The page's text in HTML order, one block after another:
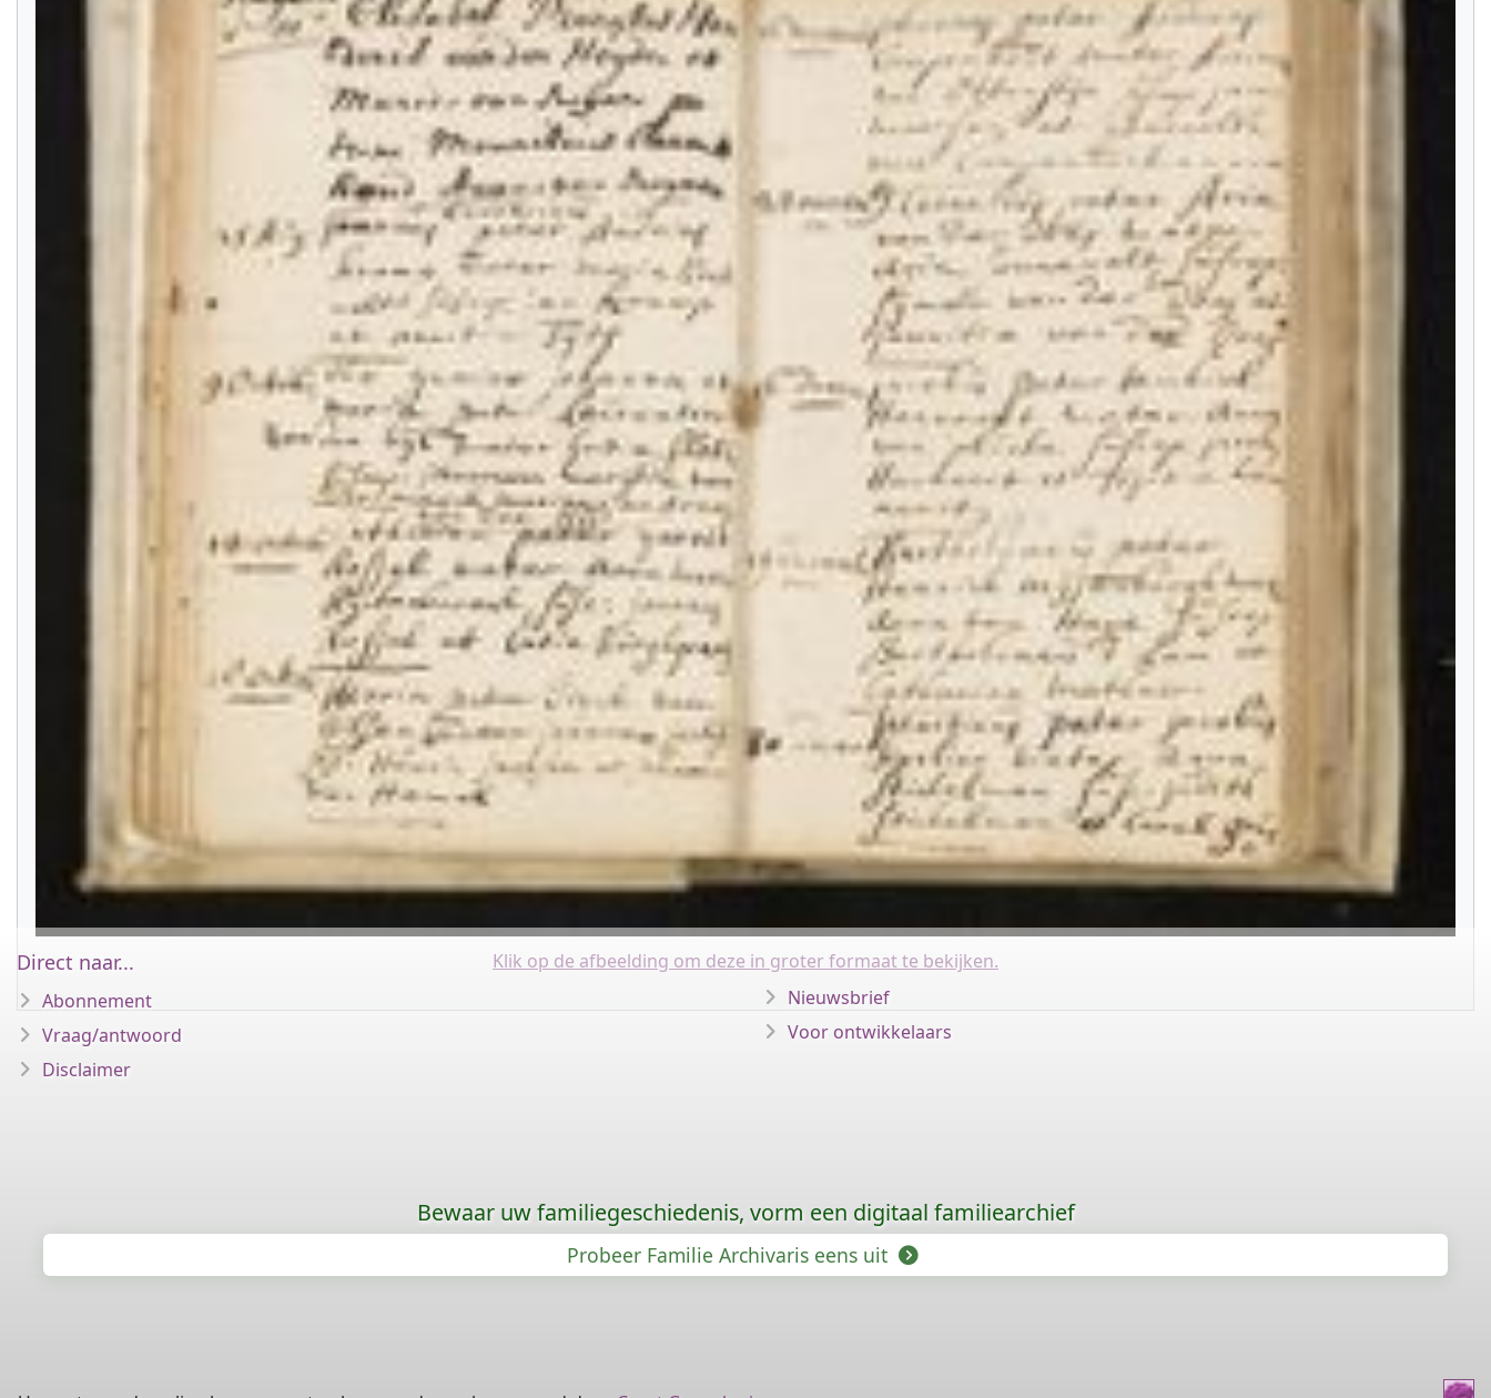
Klik op de afbeelding om deze in groter formaat te bekijken.
Direct naar...
Abonnement
Vraag/antwoord
Disclaimer
Nieuwsbrief
Voor ontwikkelaars
Bewaar uw familiegeschiedenis, vorm een digitaal familiearchief
Probeer Familie Archivaris eens uit